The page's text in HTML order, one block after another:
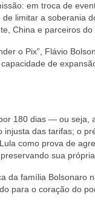
em troca de
limitar a soberania
China e parceiros do
o Pix”, Flávio
de
180 dias — ou seja,
injusta das tarifas; o
como prova de
sua
da família Bolsonaro
para o coração do